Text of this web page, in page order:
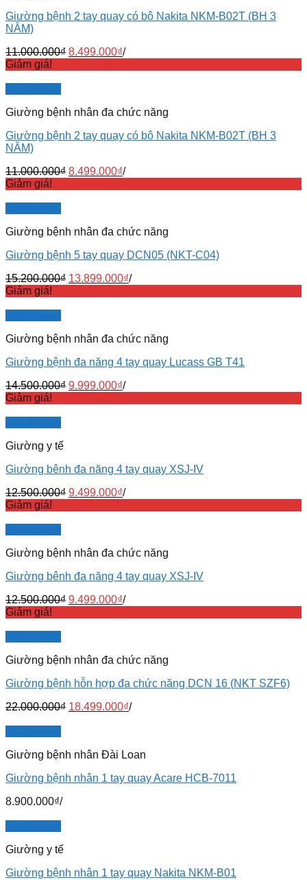
Giường bệnh 2 tay quay có bô Nakita NKM-B02T (BH 3
NĂM)
11.000.000₫ 8.499.000₫/
Giảm giá!
Giường bệnh nhân đa chức năng
Giường bệnh 2 tay quay có bô Nakita NKM-B02T (BH 3
NĂM)
11.000.000₫ 8.499.000₫/
Giảm giá!
Giường bệnh nhân đa chức năng
Giường bệnh 5 tay quay DCN05 (NKT-C04)
15.200.000₫ 13.899.000₫/
Giảm giá!
Giường bệnh nhân đa chức năng
Giường bệnh đa năng 4 tay quay Lucass GB T41
14.500.000₫ 9.999.000₫/
Giảm giá!
Giường y tế
Giường bênh đa năng 4 tay quay XSJ-IV
12.500.000₫ 9.499.000₫/
Giảm giá!
Giường bệnh nhân đa chức năng
Giường bênh đa năng 4 tay quay XSJ-IV
12.500.000₫ 9.499.000₫/
Giảm giá!
Giường bệnh nhân đa chức năng
Giường bệnh hỗn hợp đa chức năng DCN 16 (NKT SZF6)
22.000.000₫ 18.499.000₫/
Giường bệnh nhân Đài Loan
Giường bệnh nhân 1 tay quay Acare HCB-7011
8.900.000₫/
Giường y tế
Giường bệnh nhân 1 tay quay Nakita NKM-B01